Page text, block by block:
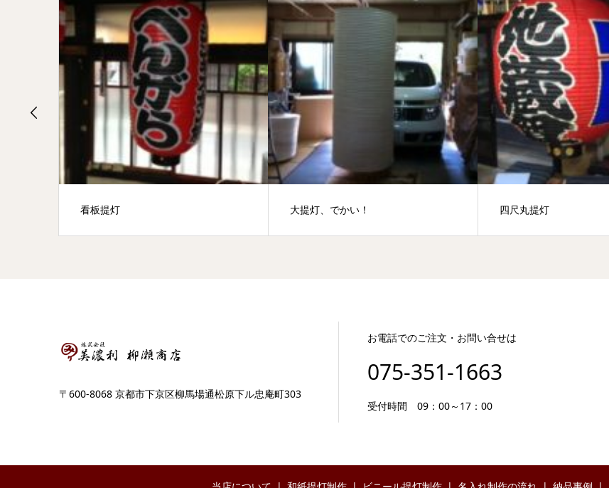
看板提灯 大提灯、でかい！ 四尺丸提灯
〒600-8068 京都市下京区柳馬場通松原下ル忠庵町303
お電話でのご注文・お問い合せは
075-351-1663
受付時間 09：00～17：00